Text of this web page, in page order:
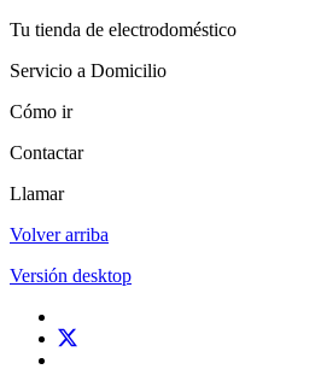
Tu tienda de electrodoméstico
Servicio a Domicilio
Cómo ir
Contactar
Llamar
Volver arriba
Versión desktop